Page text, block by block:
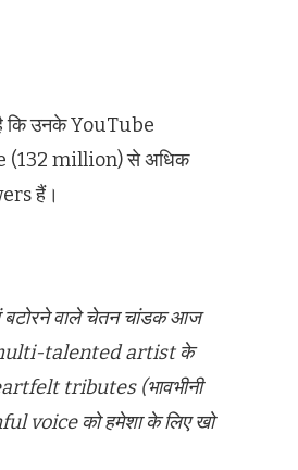
कि उनके YouTube
(132 million) से अधिक
हैं।
बटोरने वाले चेतन चांडक आज
multi-talented artist के
tributes (भावभीनी
voice को हमेशा के लिए खो